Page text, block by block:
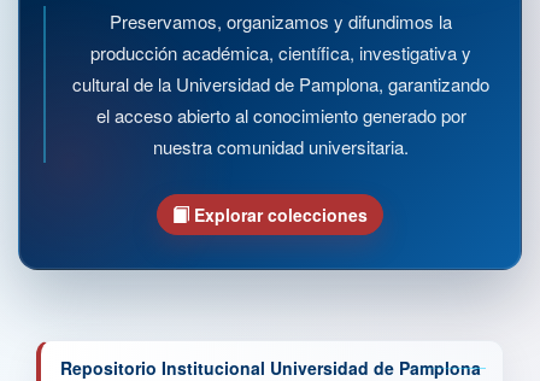
Preservamos, organizamos y difundimos la
producción académica, científica, investigativa y
cultural de la Universidad de Pamplona, garantizando
el acceso abierto al conocimiento generado por
nuestra comunidad universitaria.
Explorar colecciones
Repositorio Institucional Universidad de Pamplona